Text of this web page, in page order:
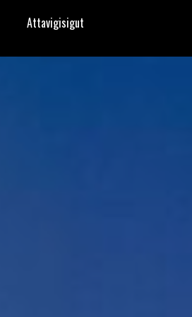
Attavigisigut